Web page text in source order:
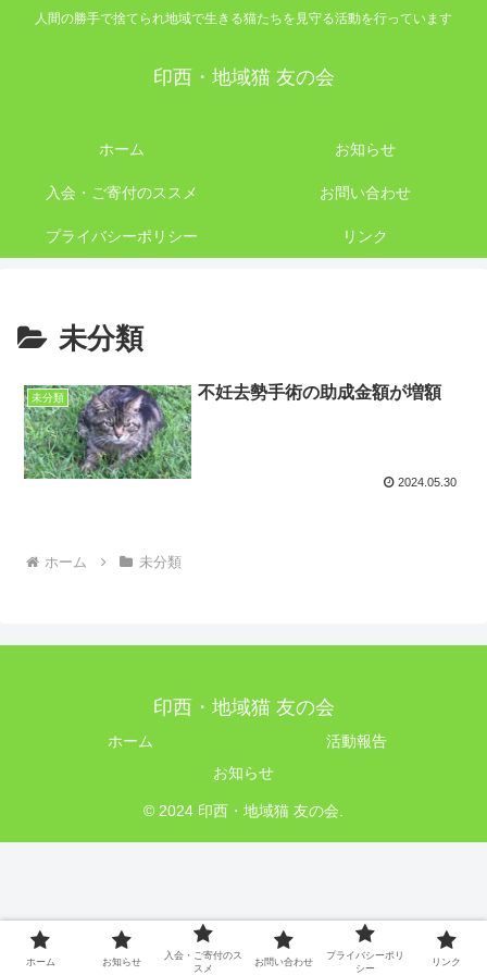
人間の勝手で捨てられ地域で生きる猫たちを見守る活動を行っています
印西・地域猫 友の会
ホーム お知らせ
入会・ご寄付のススメ お問い合わせ
プライバシーポリシー リンク
未分類
未分類 不妊去勢手術の助成金額が増額
2024.05.30
ホーム 未分類
印西・地域猫 友の会
ホーム
活動報告
お知らせ
© 2024 印西・地域猫 友の会.
ホーム お知らせ
入会・ご寄付のス
スメ
お問い合わせ
プライバシーポリ
シー
リンク